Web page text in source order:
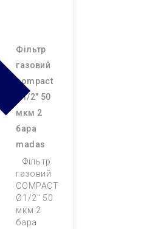
фільтр
газовий
compact
ø1/2″ 50
мкм 2
бара
madas
Фільтр
газовий
COMPACT
Ø1/2″ 50
мкм 2
бара